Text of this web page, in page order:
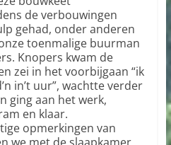
de verbouwingen
gehad, onder anderen
toenmalige buurman
Knopers kwam de
zei in het voorbijgaan “ik
in’t uur”, wachtte verder
ging aan het werk,
en klaar.
opmerkingen van